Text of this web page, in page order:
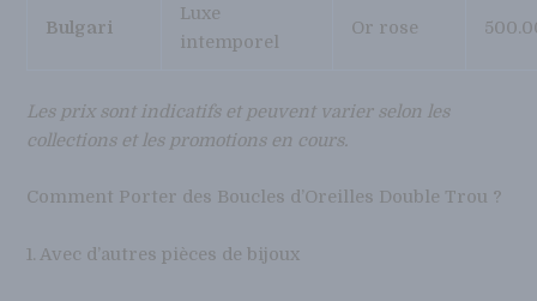
Bulgari
Luxe
intemporel
Or rose
Les prix sont indicatifs et peuvent varier selon les
collections et les promotions en cours.
Comment Porter des Boucles d’Oreilles Double Trou ?
1. Avec d’autres pièces de bijoux